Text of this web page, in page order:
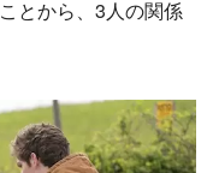
とから、3人の関係